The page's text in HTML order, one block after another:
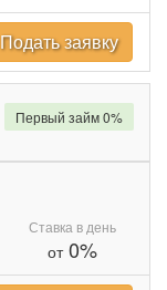
Подать заявку
Ставка в день
от0%
Первый займ 0%